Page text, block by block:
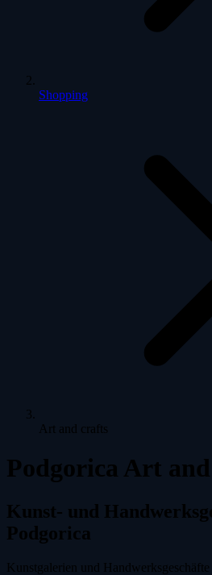
Shopping
Art and crafts
Podgorica Art
Kunst- und
Podgorica
Kunstgalerien und